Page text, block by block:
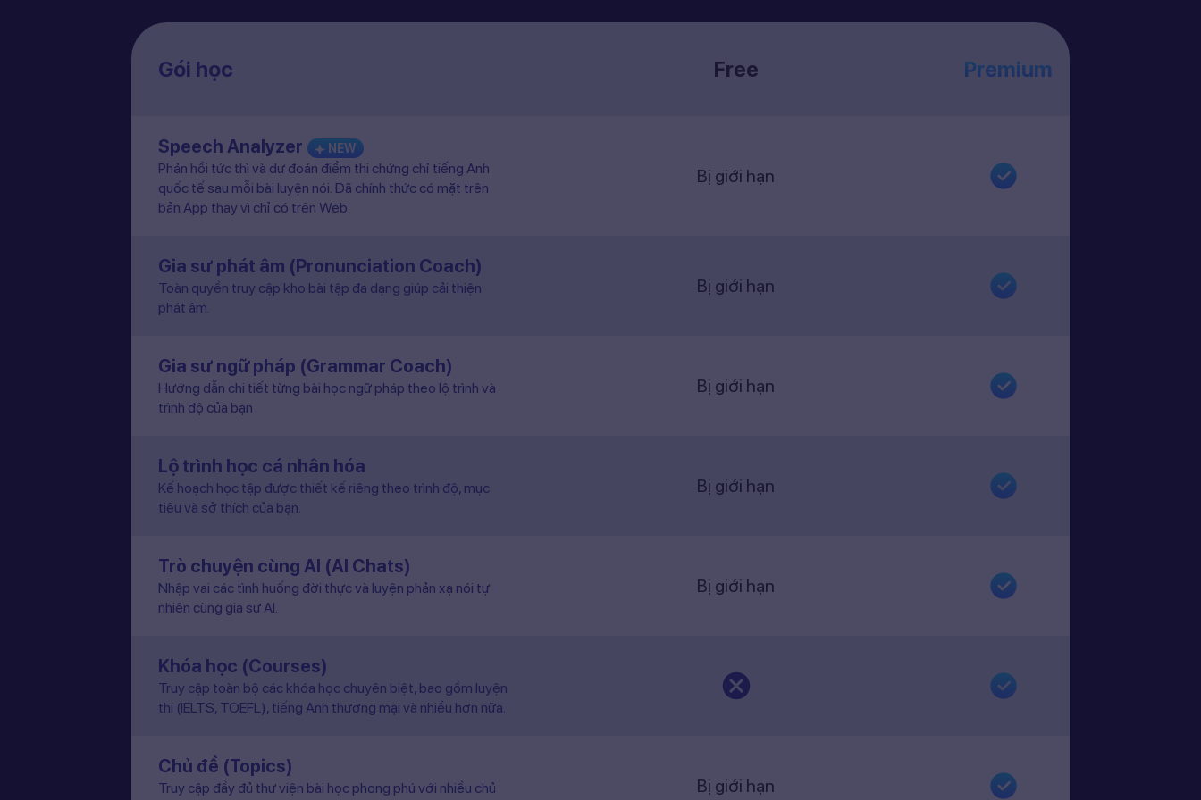
Gói học Free Premium
Speech Analyzer NEW
Phản hồi tức thì và dự đoán điểm thi chứng chỉ tiếng Anh
quốc tế sau mỗi bài luyện nói. Đã chính thức có mặt trên
bản App thay vì chỉ có trên Web.
Bị giới hạn
Gia sư phát âm (Pronunciation Coach)
Toàn quyền truy cập kho bài tập đa dạng giúp cải thiện
phát âm.
Bị giới hạn
Gia sư ngữ pháp (Grammar Coach)
Hướng dẫn chi tiết từng bài học ngữ pháp theo lộ trình và
trình độ của bạn
Bị giới hạn
Lộ trình học cá nhân hóa
Kế hoạch học tập được thiết kế riêng theo trình độ, mục
tiêu và sở thích của bạn.
Bị giới hạn
Trò chuyện cùng AI (AI Chats)
Nhập vai các tình huống đời thực và luyện phản xạ nói tự
nhiên cùng gia sư AI.
Bị giới hạn
Khóa học (Courses)
Truy cập toàn bộ các khóa học chuyên biệt, bao gồm luyện
thi (IELTS, TOEFL), tiếng Anh thương mại và nhiều hơn nữa.
Chủ đề (Topics)
Truy cập đầy đủ thư viện bài học phong phú với nhiều chủ
Bị giới hạn